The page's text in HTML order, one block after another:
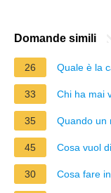
Domande simili
26 Quale è la
33 Chi ha mai
35 Quando un
45 Cosa vuol
30 Cosa fare